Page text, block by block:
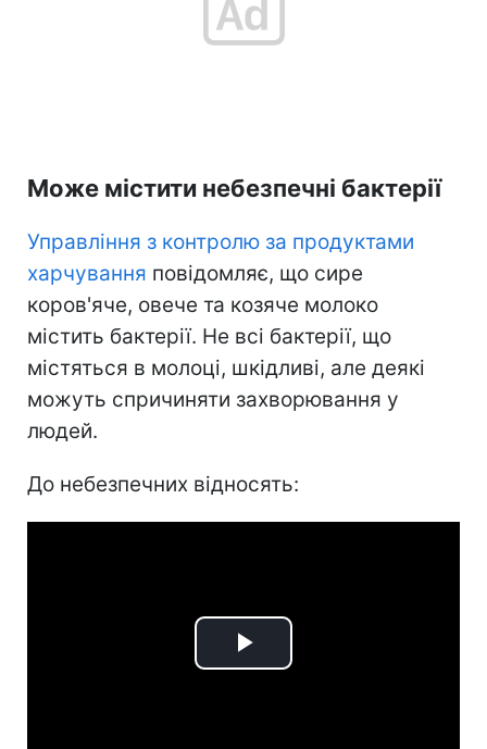
Може містити небезпечні бактерії
Управління з контролю за продуктами
харчування повідомляє, що сире
коров'яче, овече та козяче молоко
містить бактерії. Не всі бактерії, що
містяться в молоці, шкідливі, але деякі
можуть спричиняти захворювання у
людей.
До небезпечних відносять:
Play